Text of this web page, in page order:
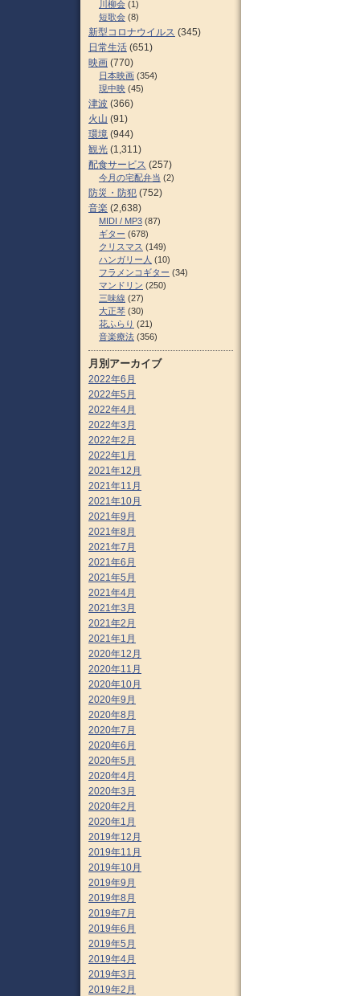
川柳会 (1)
短歌会 (8)
新型コロナウイルス (345)
日常生活 (651)
映画 (770)
日本映画 (354)
現中映 (45)
津波 (366)
火山 (91)
環境 (944)
観光 (1,311)
配食サービス (257)
今月の宅配弁当 (2)
防災・防犯 (752)
音楽 (2,638)
MIDI / MP3 (87)
ギター (678)
クリスマス (149)
ハンガリー人 (10)
フラメンコギター (34)
マンドリン (250)
三味線 (27)
大正琴 (30)
花ふらり (21)
音楽療法 (356)
月別アーカイブ
2022年6月
2022年5月
2022年4月
2022年3月
2022年2月
2022年1月
2021年12月
2021年11月
2021年10月
2021年9月
2021年8月
2021年7月
2021年6月
2021年5月
2021年4月
2021年3月
2021年2月
2021年1月
2020年12月
2020年11月
2020年10月
2020年9月
2020年8月
2020年7月
2020年6月
2020年5月
2020年4月
2020年3月
2020年2月
2020年1月
2019年12月
2019年11月
2019年10月
2019年9月
2019年8月
2019年7月
2019年6月
2019年5月
2019年4月
2019年3月
2019年2月